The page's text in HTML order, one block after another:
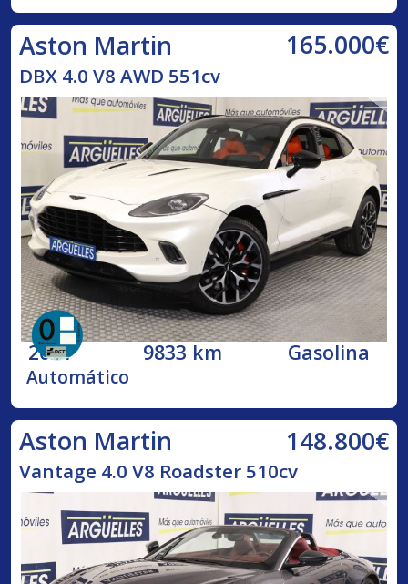
Aston Martin 165.000€
DBX 4.0 V8 AWD 551cv
2021 9833 km Gasolina
Automático
Aston Martin 148.800€
Vantage 4.0 V8 Roadster 510cv